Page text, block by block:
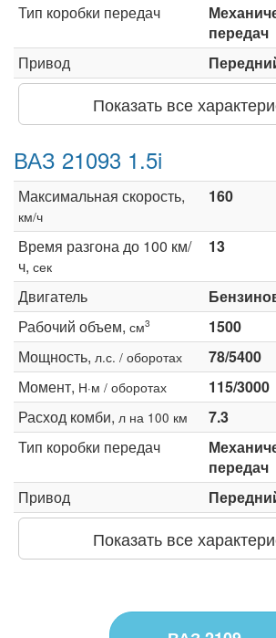
Тип коробки передач
передач
Привод
Показать все
ВАЗ 21093 1.5i
Максимальная скорость,
км/ч
160
Время разгона до 100 км/
ч, сек
13
Двигатель
Рабочий объем, см3
1500
Мощность, л.с. / оборотах
78/5400
Момент, Н·м / оборотах
115/3000
Расход комби, л на 100 км
7.3
Тип коробки передач
передач
Привод
Показать все